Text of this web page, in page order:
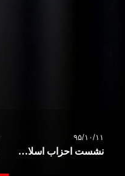
۹۵/۱۰/۱۱
نشست احزاب اسلامی کردستان عراق برای تشکیل «ائتلاف اسلامی»